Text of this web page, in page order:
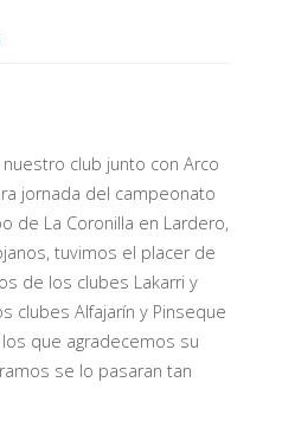
club junto con Arco
jornada del campeonato
de La Coronilla en Lardero,
tuvimos el placer de
de los clubes Lakarri y
clubes Alfajarín y Pinseque
que agradecemos su
se lo pasaran tan